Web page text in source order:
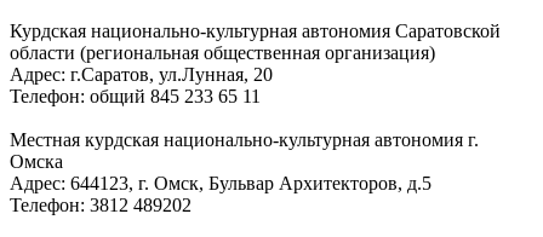
Курдская национально-культурная автономия Саратовской
области (региональная общественная организация)
Адрес: г.Саратов, ул.Лунная, 20
Телефон: общий 845 233 65 11
Местная курдская национально-культурная автономия г.
Омска
Адрес: 644123, г. Омск, Бульвар Архитекторов, д.5
Телефон: 3812 489202